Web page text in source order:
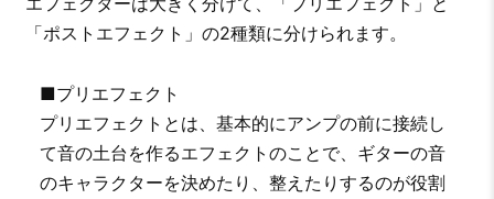
「ポストエフェクト」の2種類に分けられます。
■プリエフェクト
プリエフェクトとは、基本的にアンプの前に接続し
て音の土台を作るエフェクトのことで、ギターの音
のキャラクターを決めたり、整えたりするのが役割